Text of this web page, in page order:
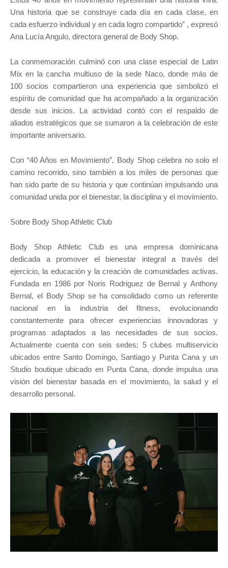
Una historia que se construye cada día en cada clase, en
cada esfuerzo individual y en cada logro compartido” , expresó
Ana Lucía Angulo, directora general de Body Shop.
La conmemoración culminó con una clase especial de Latin
Mix en la cancha multiuso de la sede Naco, donde más de
100 socios compartieron una experiencia que simbolizó el
espíritu de comunidad que ha acompañado a la organización
desde sus inicios. La actividad contó con el respaldo de
aliados estratégicos que se sumaron a la celebración de este
importante aniversario.
Con “40 Años en Movimiento”, Body Shop celebra no solo el
camino recorrido, sino también a los miles de personas que
han sido parte de su historia y que continúan impulsando una
comunidad unida por el bienestar, la disciplina y el movimiento.
Sobre Body Shop Athletic Club
Body Shop Athletic Club es una empresa dominicana
dedicada a promover el bienestar integral a través del
ejercicio, la educación y la creación de comunidades activas.
Fundada en 1986 por Noris Rodriguez de Bernal y Anthony
Bernal, el Body Shop se ha consolidado como un referente
nacional en la industria del fitness, evolucionando
constantemente para ofrecer experiencias innovadoras y
programas adaptados a las necesidades de sus socios.
Actualmente cuenta con seis sedes; 5 clubes multiservicio
ubicados entre Santo Domingo, Santiago y Punta Cana y un
Studio boutique ubicado en Punta Cana, donde impulsa una
visión del bienestar basada en el movimiento, la salud y el
desarrollo personal.